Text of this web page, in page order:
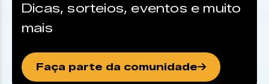
Dicas, sorteios, eventos e muito
mais
Faça parte da comunidade